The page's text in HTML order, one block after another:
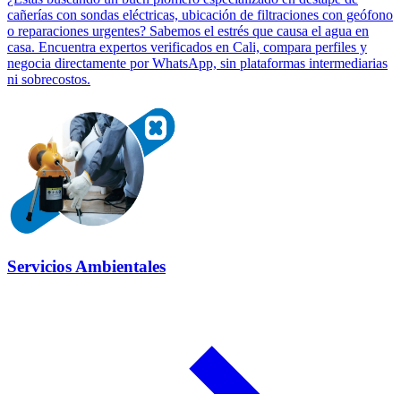
cañerías con sondas eléctricas, ubicación de filtraciones con geófono
o reparaciones urgentes? Sabemos el estrés que causa el agua en
casa. Encuentra expertos verificados en Cali, compara perfiles y
negocia directamente por WhatsApp, sin plataformas intermediarias
ni sobrecostos.
Servicios Ambientales